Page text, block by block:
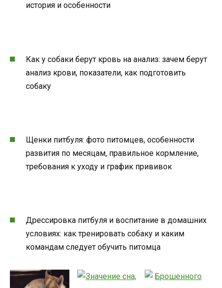
история и особенности
Как у собаки берут кровь на анализ: зачем берут
анализ крови, показатели, как подготовить
собаку
Щенки питбуля: фото питомцев, особенности
развития по месяцам, правильное кормление,
требования к уходу и график прививок
Дрессировка питбуля и воспитание в домашних
условиях: как тренировать собаку и каким
командам следует обучить питомца